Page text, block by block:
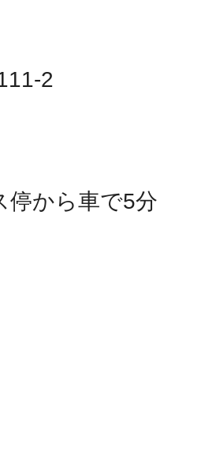
2
停から車で5分